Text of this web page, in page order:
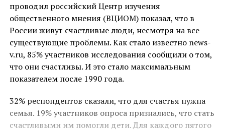
проводил российский Центр изучения
общественного мнения (ВЦИОМ) показал, что в
России живут счастливые люди, несмотря на все
существующие проблемы. Как стало известно news-
v.ru, 85% участников исследования сообщили о том,
что они счастливы. И это стало максимальным
показателем после 1990 года.
32% респондентов сказали, что для счастья нужна
семья. 19% участников опроса признались, что стать
счастливыми им помогли дети. Для каждого пятого